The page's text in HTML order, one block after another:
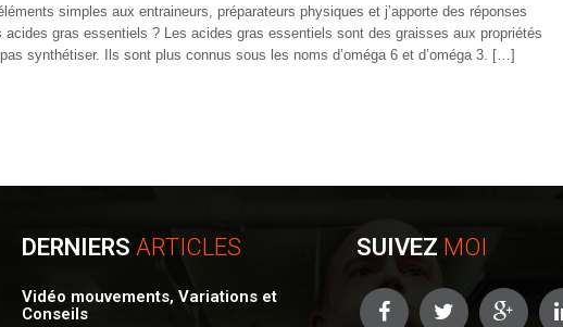
simples aux entraineurs, préparateurs physiques et j’apporte des réponses
gras essentiels ? Les acides gras essentiels sont des graisses aux propriétés
synthétiser. Ils sont plus connus sous les noms d’oméga 6 et d’oméga 3. […]
DERNIERS ARTICLES
Vidéo mouvements, Variations et
Conseils
SUIVEZ MOI